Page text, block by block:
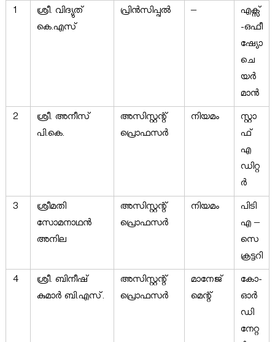
1
ശ്രീ. വിദ്യുത്
കെ.എസ്
പ്രിൻസിപ്പൽ –
എക്സ്
-ഒഫീ
ഷ്യോ
ചെ
യർ
മാൻ
2
ശ്രീ. അനീസ്
പി.കെ.
അസിസ്റ്റന്റ്
പ്രൊഫസർ
നിയമം
സ്റ്റാ
ഫ്
എ
ഡിറ്റ
ർ
3
ശ്രീമതി
സോമനാഥൻ
അനില
അസിസ്റ്റന്റ്
പ്രൊഫസർ
നിയമം
പി‌ടി‌
എ –
സെ
ക്രട്ടറി
4
ശ്രീ. ബിനീഷ്
കുമാർ ബി.എസ്.
അസിസ്റ്റന്റ്
പ്രൊഫസർ
മാനേജ്‌
മെന്റ്
കോ-
ഓർ
ഡി
നേറ്റ